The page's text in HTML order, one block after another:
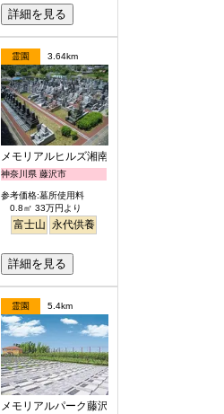
詳細を見る
霊園 3.64km
メモリアルヒルズ湘南
神奈川県 藤沢市
参考価格:墓所使用料
0.8㎡ 33万円より
富士山 永代供養
詳細を見る
霊園 5.4km
メモリアルパーク藤沢